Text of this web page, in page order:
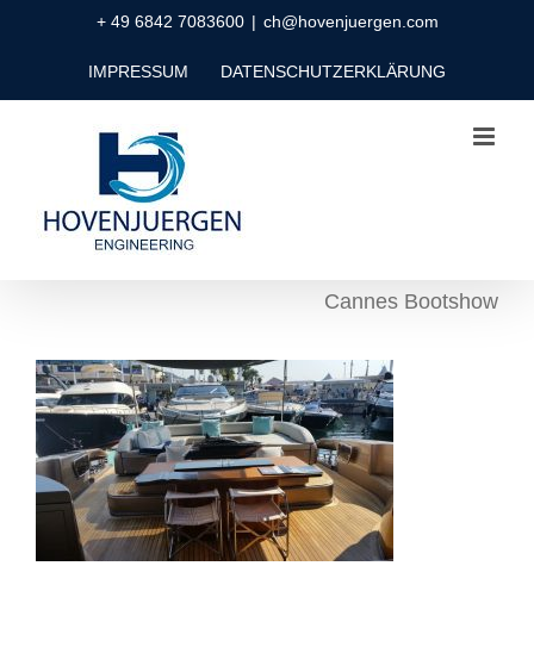
+ 49 6842 7083600 | ch@hovenjuergen.com
IMPRESSUM DATENSCHUTZERKLÄRUNG
Cannes Bootshow